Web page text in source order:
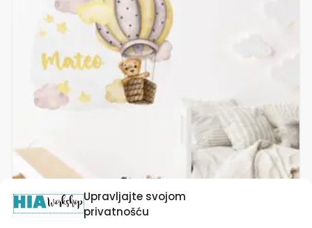
Upravljajte svojom
privatnošću
varijanti.
Opcije
mogu
odabrati
stranici